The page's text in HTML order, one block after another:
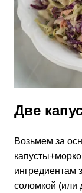
Две
Возьмем за
ингредиентам
соломкой (или